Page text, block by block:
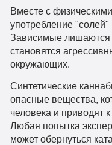
Вместе с
употребление "солей"
Зависимые лишаются
становятся
окружающих.
Синтетические
опасные вещества,
человека и приводят
Любая попытка
может обернуться